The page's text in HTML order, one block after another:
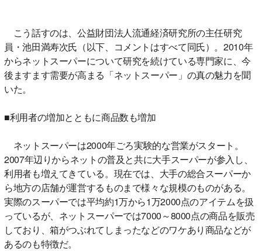
こう話すのは、公益財団法人流通経済研究所の主任研究
員・池田満寿次氏（以下、コメントはすべて同氏）。2010年
からネットスーパーについて研究を続けている専門家に、今
後ますます需要が高まる「ネットスーパー」の真の魅力を聞
いた。
■利用者の増加とともに商品数も増加
ネットスーパーは2000年ごろ実験的な営業がスタート。
2007年辺りからネットの普及と共に大手スーパーが参入し、
利用者も増えてきている。現在では、大手の総合スーパーか
ら地方の店舗が運営するものまで様々な規模のものがある。
実際のスーパーでは平均約1万から1万2000点のアイテムを扱
っているが、ネットスーパーでは7000～8000点の商品を販売
しており、箱がつぶれてしまったなどのワケあり商品などが
あるのも特徴だ。